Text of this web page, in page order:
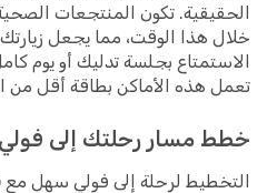
الحقيقية. تكون المنتجعات
خلال هذا الوقت، مما يجعل
الاستمتاع بجلسة تدليك أو يوم
تعمل هذه الأماكن بطاقة أقل من
خطط مسار رحلتك إلى فولي